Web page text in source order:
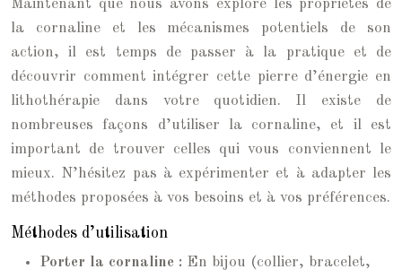
Maintenant que nous avons exploré les propriétés de
la cornaline et les mécanismes potentiels de son
action, il est temps de passer à la pratique et de
découvrir comment intégrer cette pierre d’énergie en
lithothérapie dans votre quotidien. Il existe de
nombreuses façons d’utiliser la cornaline, et il est
important de trouver celles qui vous conviennent le
mieux. N’hésitez pas à expérimenter et à adapter les
méthodes proposées à vos besoins et à vos préférences.
Méthodes d’utilisation
Porter la cornaline : En bijou (collier, bracelet,